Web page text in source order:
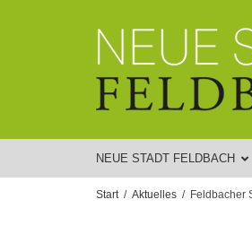
NEUE STADT FELDBACH
Start Aktuelles Feldbacher